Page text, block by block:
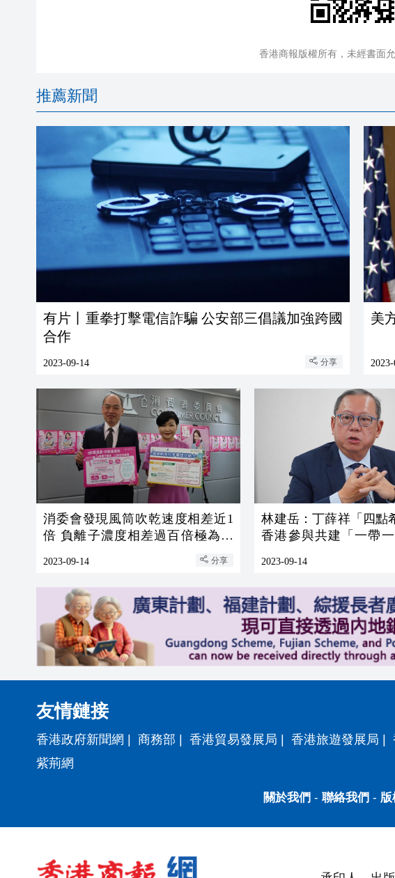
香港商報版權所有，未經書面允
推薦新聞
有片丨重拳打擊電信詐騙 公安部三倡議加強跨國
合作
2023-09-14 分享
美
消委會發現風筒吹乾速度相差近1
倍 負離子濃度相差過百倍極為懸
2023-09-14 分享
林建岳：丁薛祥「四點
香港參與共建「一帶
2023-09-14
友情鏈接
香港政府新聞網 | 商務部 | 香港貿易發展局 | 香港旅遊發展局 |
紫荊網
關於我們 - 聯絡我們 - 版